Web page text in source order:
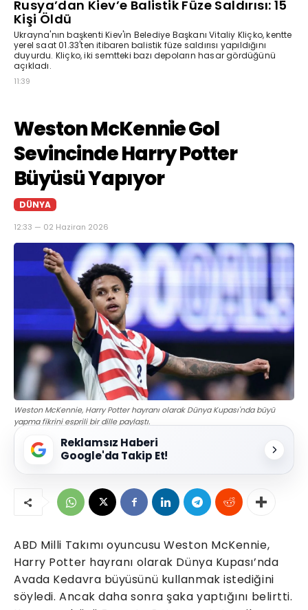
Rusya’dan Kiev’e Balistik Füze Saldırısı: 15
Kişi Öldü
Ukrayna'nın başkenti Kiev'in Belediye Başkanı Vitaliy Kliçko, kentte
yerel saat 01.33'ten itibaren balistik füze saldırısı yapıldığını
duyurdu. Kliçko, iki semtteki bazı depoların hasar gördüğünü
açıkladı.
11:39